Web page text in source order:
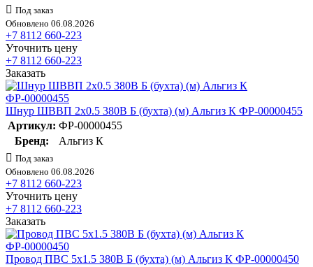
Под заказ
Обновлено 06.08.2026
+7 8112 660-223
Уточнить цену
+7 8112 660-223
Заказать
Шнур ШВВП 2х0.5 380В Б (бухта) (м) Альгиз К ФР-00000455
Артикул: ФР-00000455
Бренд:
Альгиз К
Под заказ
Обновлено 06.08.2026
+7 8112 660-223
Уточнить цену
+7 8112 660-223
Заказать
Провод ПВС 5х1.5 380В Б (бухта) (м) Альгиз К ФР-00000450